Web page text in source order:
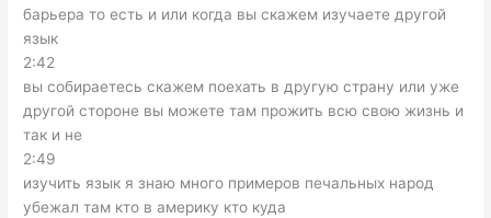
барьера то есть и или когда вы скажем изучаете другой
язык
2:42
вы собираетесь скажем поехать в другую страну или уже
другой стороне вы можете там прожить всю свою жизнь и
так и не
2:49
изучить язык я знаю много примеров печальных народ
убежал там кто в америку кто куда